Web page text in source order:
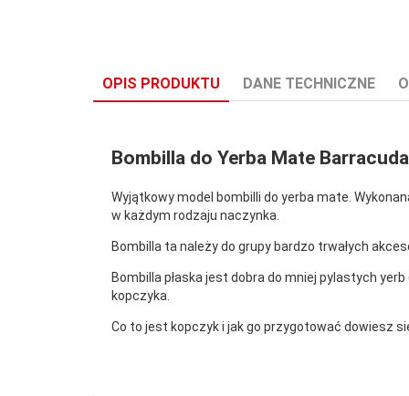
OPIS PRODUKTU DANE TECHNICZNE
Bombilla do Yerba Mate
Wyjątkowy model bombilli do yerba mate.
w każdym rodzaju naczynka.
Bombilla ta należy do grupy bardzo trwałych
Bombilla płaska jest dobra do mniej pylastych
kopczyka.
Co to jest kopczyk i jak go przygotować dowiesz
Stan: Nowy